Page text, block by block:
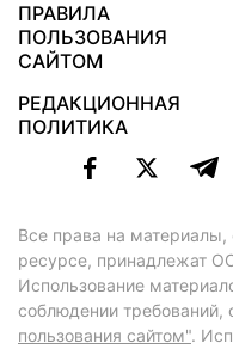
ПРАВИЛА
ПОЛЬЗОВАНИЯ
САЙТОМ
РЕДАКЦИОННАЯ
ПОЛИТИКА
Все права на
ресурсе, принадлежат
Использование
соблюдении требований,
пользования сайтом".